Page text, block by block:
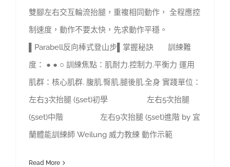
雙腳左右交互輪流抬腿，重複相同動作， 全程應控
制速度，動作不要太快，先求動作平穩。
▌Parabell反向棒式登山步▌掌握秘訣 訓練難
度： ● ● ○ 訓練焦點：肌耐力.控制力.平衡力 運用
肌群：核心肌群. 腹肌.臀肌.腿後肌.全身 實踐單位：
左右3次抬腿 (5set)初學 左右5次抬腿
(5set)中階 左右9次抬腿 (5set)進階 by 宜
蘭體能訓練師 Weilung 威力教練 動作示範
Read More